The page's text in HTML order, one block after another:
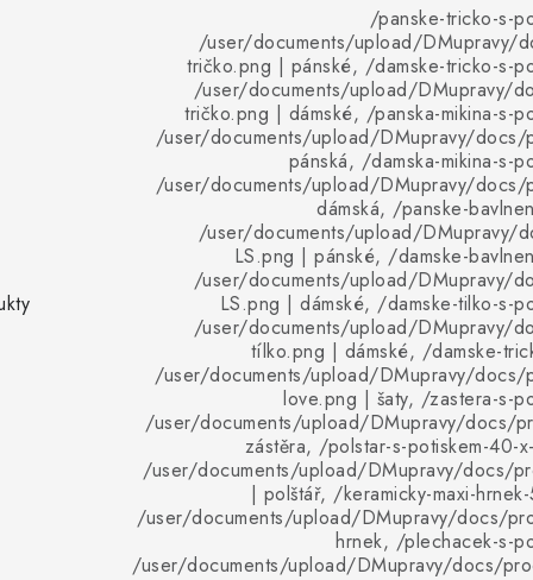
/panske-tricko-s-
/user/documents/upload/DMupravy/
tričko.png | pánské, /damske-tricko-s-
/user/documents/upload/DMupravy/
tričko.png | dámské, /panska-mikina-s-
/user/documents/upload/DMupravy/docs/
pánská, /damska-mikina-s-
/user/documents/upload/DMupravy/docs/
dámská, /panske-
/user/documents/upload/DMupravy/
LS.png | pánské, /damske-
/user/documents/upload/DMupravy/
LS.png | dámské, /damske-tilko-s-
/user/documents/upload/DMupravy/
tílko.png | dámské, /damske-
/user/documents/upload/DMupravy/docs/
love.png | šaty, /zastera-s-
/user/documents/upload/DMupravy/docs/
zástěra, /polstar-s-potiskem-40-
/user/documents/upload/DMupravy/docs/
| polštář, /keramicky-maxi-
/user/documents/upload/DMupravy/docs/
hrnek, /plechacek-s-
/user/documents/upload/DMupravy/docs/